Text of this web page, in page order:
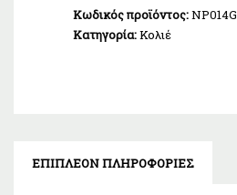
925
ποσότητα
Κωδικός προϊόντος:NP014G
Κατηγορία:Κολιέ
ΕΠΙΠΛΈΟΝ ΠΛΗΡΟΦΟΡΊΕΣ